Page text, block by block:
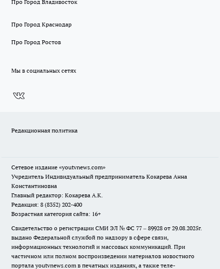
Про Город Владивосток
Про Город Краснодар
Про Город Ростов
Мы в социальных сетях
Редакционная политика
Сетевое издание «youtvnews.com»
Учредитель Индивидуальный предприниматель Кокарева Анна
Константиновна
Главный редактор: Кокарева А.К.
Редакция: 8 (8352) 202-400
Возрастная категория сайта: 16+
Свидетельство о регистрации СМИ ЭЛ № ФС 77 – 89928 от 29.08.2025г.
выдано Федеральной службой по надзору в сфере связи,
информационных технологий и массовых коммуникаций. При
частичном или полном воспроизведении материалов новостного
портала youtvnews.com в печатных изданиях, а также теле-